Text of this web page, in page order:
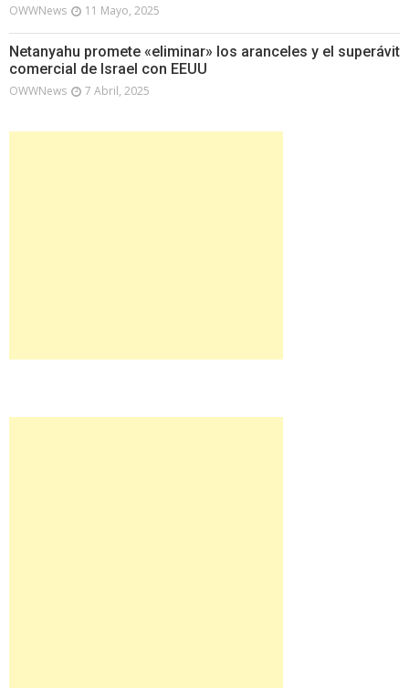
OWWNews 11 Mayo, 2025
Netanyahu promete «eliminar» los aranceles y el superávit
comercial de Israel con EEUU
OWWNews 7 Abril, 2025